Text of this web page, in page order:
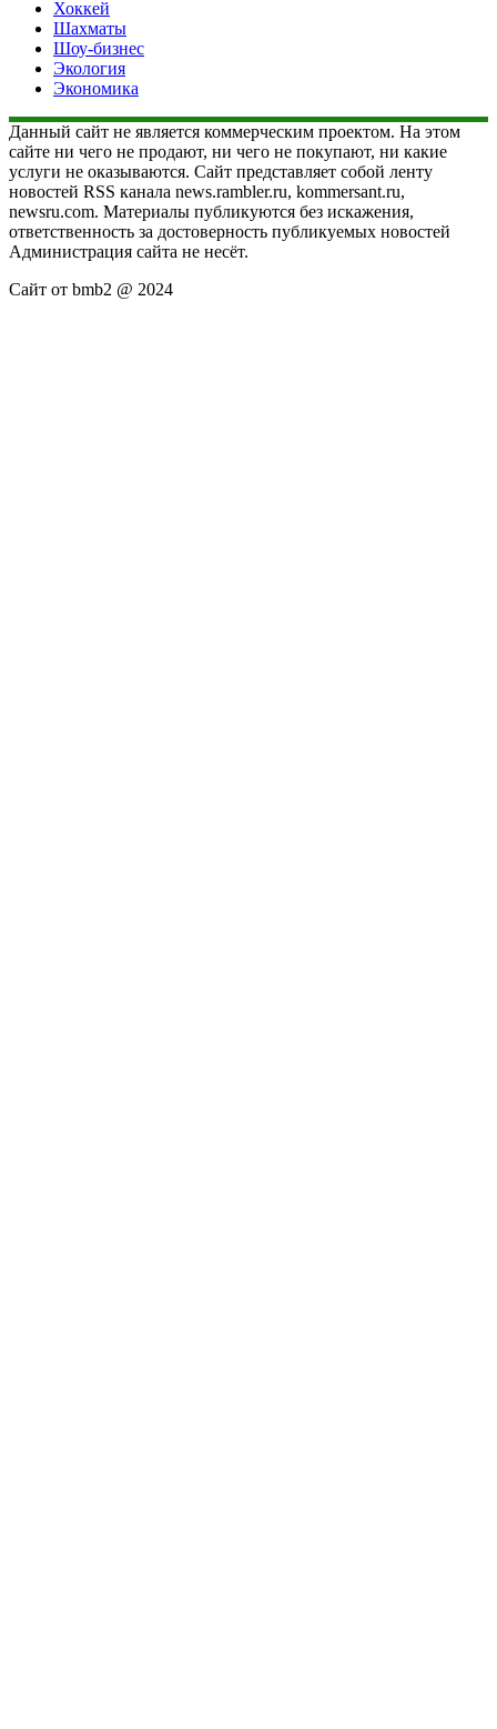
Хоккей
Шахматы
Шоу-бизнес
Экология
Экономика
Данный сайт не является коммерческим проектом. На этом
сайте ни чего не продают, ни чего не покупают, ни какие
услуги не оказываются. Сайт представляет собой ленту
новостей RSS канала news.rambler.ru, kommersant.ru,
newsru.com. Материалы публикуются без искажения,
ответственность за достоверность публикуемых новостей
Администрация сайта не несёт.
Сайт от bmb2 @ 2024